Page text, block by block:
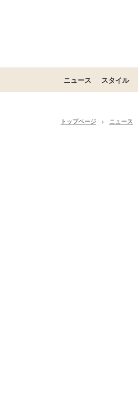
ニュース スタイル
トップページ > ニュース